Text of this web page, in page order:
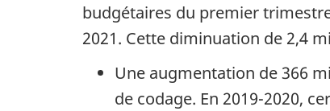
budgétaires du premier
2021. Cette diminuation de 2,4
Une augmentation de 366
de codage. En 2019-2020,